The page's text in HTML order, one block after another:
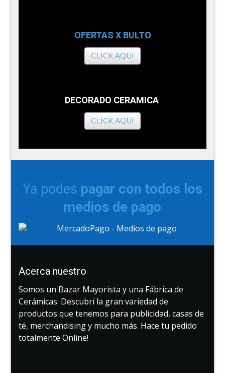
OFERTAS X BULTO
CLICK AQUI
DECORADO CERAMICA
CLICK AQUI
Ya podes pagar con todos los
medios de pago
Acerca nuestro
Somos un Bazar Mayorista y una Fábrica de
Cerámicas. Descubrí la gran variedad de
productos que tenemos para publicidad, casas de
té, merchandising y mucho más. Hace tu pedido
totalmente Online!